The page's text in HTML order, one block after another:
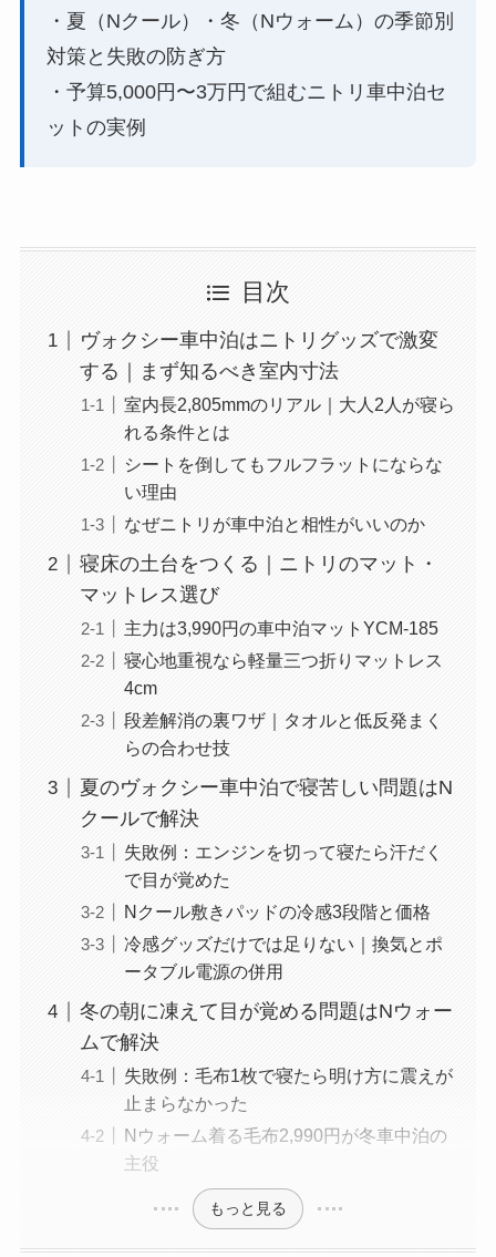
・夏（Nクール）・冬（Nウォーム）の季節別
対策と失敗の防ぎ方
・予算5,000円〜3万円で組むニトリ車中泊セ
ットの実例
目次
ヴォクシー車中泊はニトリグッズで激変
する｜まず知るべき室内寸法
室内長2,805mmのリアル｜大人2人が寝ら
れる条件とは
シートを倒してもフルフラットにならな
い理由
なぜニトリが車中泊と相性がいいのか
寝床の土台をつくる｜ニトリのマット・
マットレス選び
主力は3,990円の車中泊マットYCM-185
寝心地重視なら軽量三つ折りマットレス
4cm
段差解消の裏ワザ｜タオルと低反発まく
らの合わせ技
夏のヴォクシー車中泊で寝苦しい問題はN
クールで解決
失敗例：エンジンを切って寝たら汗だく
で目が覚めた
Nクール敷きパッドの冷感3段階と価格
冷感グッズだけでは足りない｜換気とポ
ータブル電源の併用
冬の朝に凍えて目が覚める問題はNウォー
ムで解決
失敗例：毛布1枚で寝たら明け方に震えが
止まらなかった
Nウォーム着る毛布2,990円が冬車中泊の
主役
もっと見る